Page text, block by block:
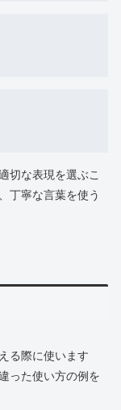
切な表現を選ぶこ
丁寧な言葉を使う
る際に使います
った使い方の例を